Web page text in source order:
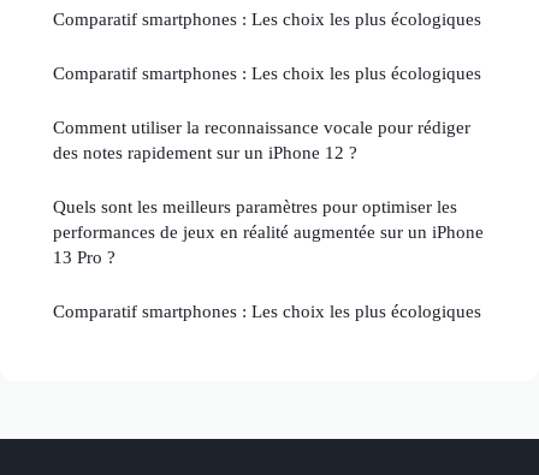
Comparatif smartphones : Les choix les plus écologiques
Comparatif smartphones : Les choix les plus écologiques
Comment utiliser la reconnaissance vocale pour rédiger
des notes rapidement sur un iPhone 12 ?
Quels sont les meilleurs paramètres pour optimiser les
performances de jeux en réalité augmentée sur un iPhone
13 Pro ?
Comparatif smartphones : Les choix les plus écologiques